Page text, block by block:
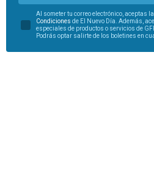
Al someter tu correo electrónico, aceptas la
Condiciones de El Nuevo Día. Además,
especiales de productos o servicios de
Podrás optar salirte de los boletines en